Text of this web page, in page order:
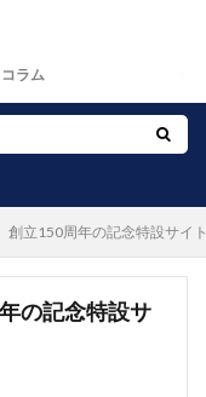
コラム
創立150周年の記念特設サイ
の記念特設サ